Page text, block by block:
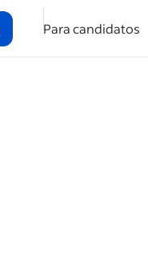
Para candidatos